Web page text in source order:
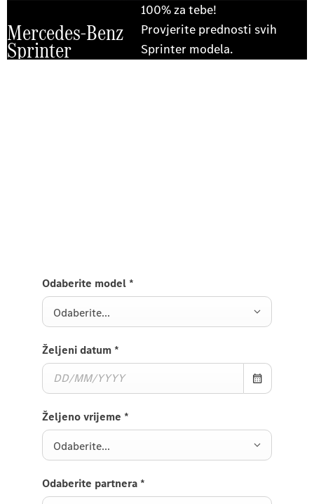
Mercedes-Benz
Sprinter
100% za tebe!
Provjerite prednosti svih
Sprinter modela.
Odaberite model *
Odaberite...
Željeni datum *
Željeno vrijeme *
Odaberite...
Odaberite partnera *